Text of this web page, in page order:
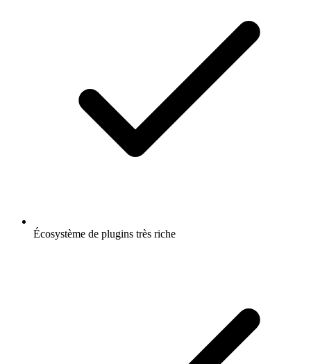
Écosystème de plugins très riche